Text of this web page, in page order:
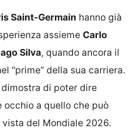
Saint-Germain hanno già
assieme Carlo
Silva, quando ancora il
“prime” della sua carriera.
dimostra di poter dire
occhio a quello che può
del Mondiale 2026.